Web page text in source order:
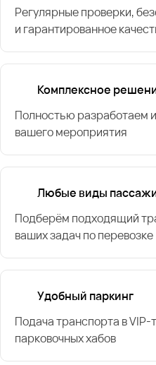
Регулярные проверки,
и гарантированное
Комплексное
Полностью разработаем
вашего мероприятия
Любые виды
Подберём подходящий
ваших задач по перевозке
Удобный паркинг
Подача транспорта в
парковочных хабов